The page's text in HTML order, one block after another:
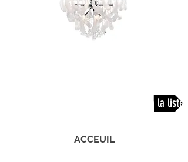
Retour à la liste
ACCEUIL